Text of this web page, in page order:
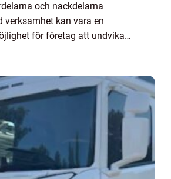
och nackdelarna
verksamhet kan vara en
för företag att undvika
...